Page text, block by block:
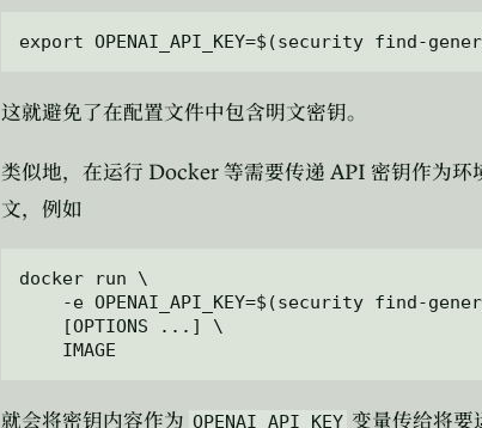
这就避免了在配置文件中包含明文密钥。
类似地，在运行 Docker等需要传递 API 密钥作为环
文，例如
docker run \
-e OPENAI_API_KEY=$(security find-
    [OPTIONS ...] \
就会将密钥内容作为 OPENAI_API_KEY 变量传给将要